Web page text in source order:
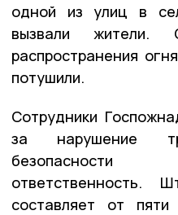
одной из улиц в
вызвали жители.
распространения
потушили.
Сотрудники
за нарушение
ответственность.
составляет от